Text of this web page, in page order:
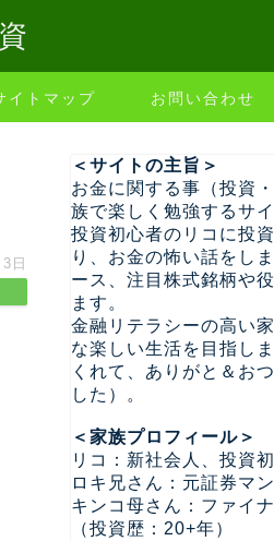
イトマップ お問い合わせ
日
＜サイトの主旨＞
お金に関する事（投資
族で楽しく勉強するサイ
投資初心者のリコに投
り、お金の怖い話をし
ース、注目株式銘柄や
ます。
金融リテラシーの高い
な楽しい生活を目指し
くれて、ありがと＆お
した）。
＜家族プロフィール＞
リコ：新社会人、投資
ロキ兄さん：元証券マ
キンコ母さん：ファイ
（投資歴：20+年）